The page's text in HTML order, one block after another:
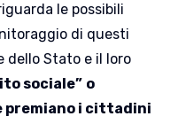
le possibili
di questi
dello Stato e il loro
sociale” o
premiano i cittadini